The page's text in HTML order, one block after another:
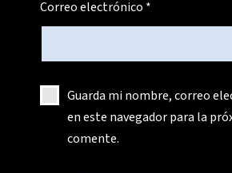
Correo electrónico *
Guarda mi nombre, correo
en este navegador para la
comente.